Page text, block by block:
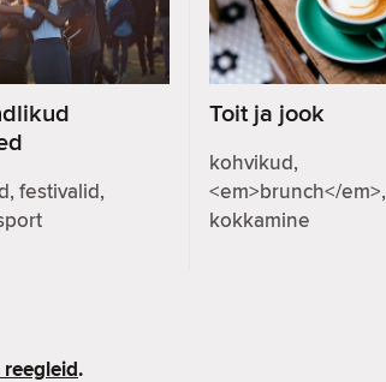
festivalid,
Toit ja jook
kohvikud,
<em>brunch</em>,
kokkamine
.